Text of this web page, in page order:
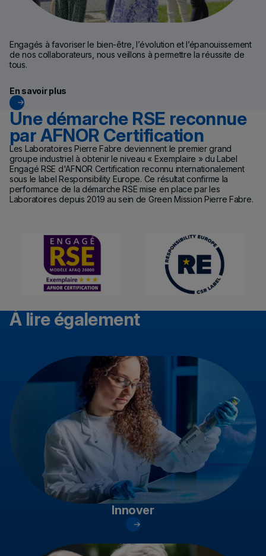
Engagés à favoriser le bien-être, l’évolution et l’épanouissement
de nos collaborateurs, nous veillons à permettre la réussite de
tous.
En savoir plus
Une démarche RSE reconnue
par AFNOR Certification
Les Laboratoires Pierre Fabre deviennent le premier grand
groupe industriel à obtenir le niveau « Exemplaire » du Label
Engagé RSE d'AFNOR Certification reconnu internationalement
sous le label Responsibility Europe. Ce résultat confirme la
performance de la démarche RSE mise en place par les
Laboratoires depuis 2019 au sein de Green Mission Pierre Fabre.
À lire également
Innover